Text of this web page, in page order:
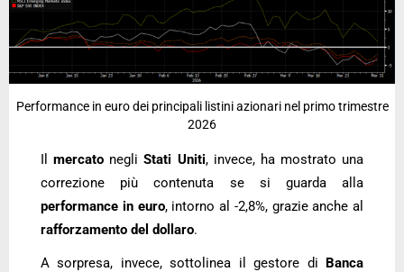
Performance in euro dei principali listini azionari nel primo trimestre
2026
Ilmercato negliStati Uniti, invece, ha mostrato una
correzione più contenuta se si guarda alla
performance in euro, intorno al -2,8%, grazie anche al
rafforzamento del dollaro.
A sorpresa, invece, sottolinea il gestore di Banca